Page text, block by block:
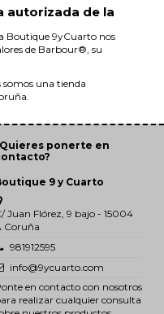
autorizada de la
Boutique 9yCuarto nos
de Barbour®, su
somos una tienda
ponerte en
9 y Cuarto
Juan Flórez, 9 bajo - 15004
Coruña
981912595
info@9ycuarto.com
en contacto con nosotros
realizar cualquier consulta